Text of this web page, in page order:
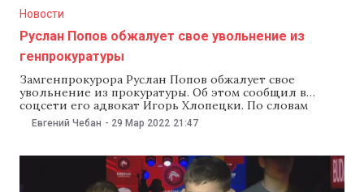
Новости
Руслан Попов обжалует свое увольнение из
генпрокуратуры
Замгенпрокурора Руслан Попов обжалует свое
увольнение из прокуратуры. Об этом сообщил в
соцсети его адвокат Игорь Хлопецки. По словам
адвоката, решение об увольнении не отвечает
требованиям закона. «Все мы знаем, что прокуратура
объектом оскорбительного и предвзятого
преследования, которое направлено на подчинение
системы правосудия традиционным
Евгений Чебан - 29 Мар 2022 21:47